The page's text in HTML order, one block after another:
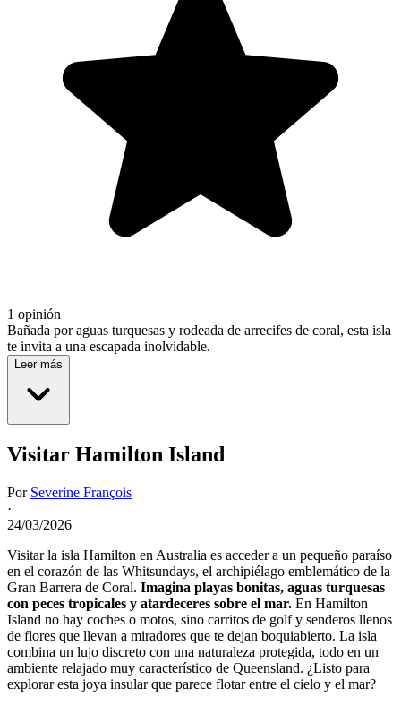
1 opinión
Bañada por aguas turquesas y rodeada de arrecifes de coral, esta isla
te invita a una escapada inolvidable.
Leer más
Visitar Hamilton Island
Por Severine François
·
24/03/2026
Visitar la isla Hamilton en Australia es acceder a un pequeño paraíso
en el corazón de las Whitsundays, el archipiélago emblemático de la
Gran Barrera de Coral. Imagina playas bonitas, aguas turquesas
con peces tropicales y atardeceres sobre el mar. En Hamilton
Island no hay coches o motos, sino carritos de golf y senderos llenos
de flores que llevan a miradores que te dejan boquiabierto. La isla
combina un lujo discreto con una naturaleza protegida, todo en un
ambiente relajado muy característico de Queensland. ¿Listo para
explorar esta joya insular que parece flotar entre el cielo y el mar?